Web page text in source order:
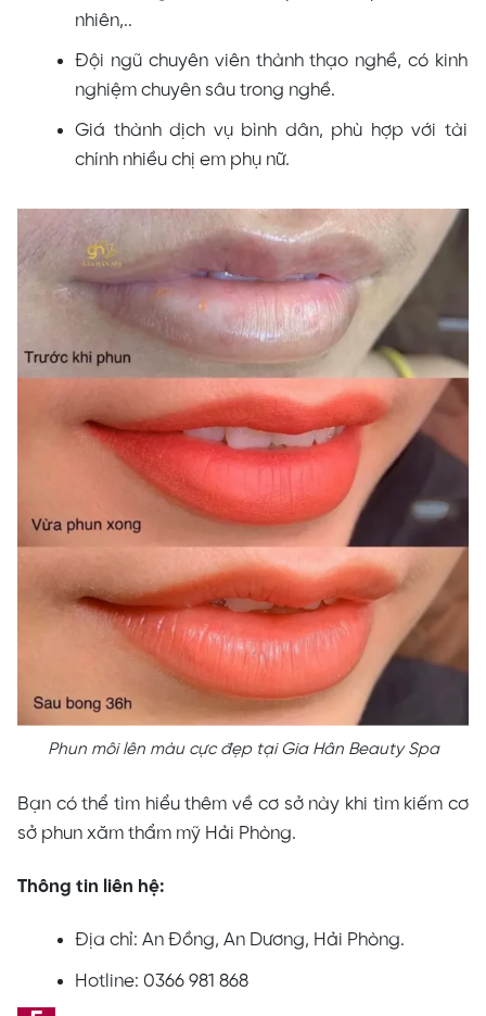
nhiên,..
Đội ngũ chuyên viên thành thạo nghề, có kinh
nghiệm chuyên sâu trong nghề.
Giá thành dịch vụ bình dân, phù hợp với tài
chính nhiều chị em phụ nữ.
Phun môi lên màu cực đẹp tại Gia Hân Beauty Spa
Bạn có thể tìm hiểu thêm về cơ sở này khi tìm kiếm cơ
sở phun xăm thẩm mỹ Hải Phòng.
Thông tin liên hệ:
Địa chỉ: An Đồng, An Dương, Hải Phòng.
Hotline: 0366 981 868